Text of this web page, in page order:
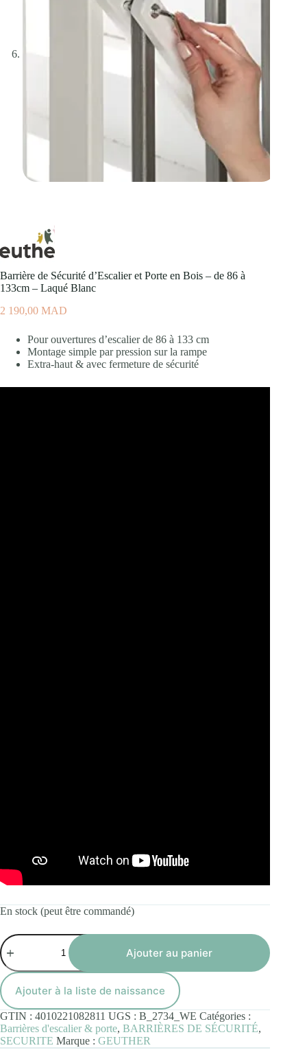
Barrière de Sécurité d’Escalier et Porte en Bois – de 86 à
133cm – Laqué Blanc
2 190,00 MAD
Pour ouvertures d’escalier de 86 à 133 cm
Montage simple par pression sur la rampe
Extra-haut & avec fermeture de sécurité
En stock (peut être commandé)
quantité
de
Barrière
de
Sécurité
d'Escalier
et
Porte
en
Bois
Ajouter au panier
Ajouter à la liste de naissance
GTIN : 4010221082811 UGS : B_2734_WE Catégories :
Barrières d'escalier & porte, BARRIÈRES DE SÉCURITÉ,
SECURITE Marque : GEUTHER